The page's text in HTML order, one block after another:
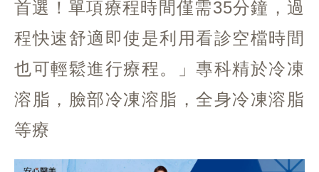
首選！單項療程時間僅需35分鐘，過
程快速舒適即使是利用看診空檔時間
也可輕鬆進行療程。」專科精於冷凍
溶脂，臉部冷凍溶脂，全身冷凍溶脂
等療